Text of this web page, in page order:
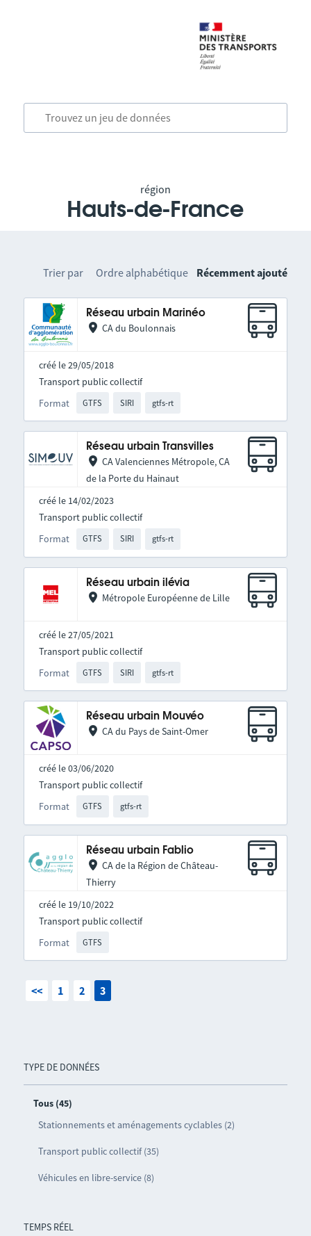
région
Hauts-de-France
TYPE DE DONNÉES
Tous (45)
Stationnements et aménagements cyclables (2)
Transport public collectif (35)
Véhicules en libre-service (8)
TEMPS RÉEL
Trier par Ordre alphabétique Récemment ajouté
Réseau urbain Marinéo
CA du Boulonnais
créé le 29/05/2018
Format GTFS SIRI gtfs-rt
Transport public collectif
Réseau urbain Transvilles
CA Valenciennes Métropole, CA
de la Porte du Hainaut
créé le 14/02/2023
Format GTFS SIRI gtfs-rt
Transport public collectif
Réseau urbain ilévia
Métropole Européenne de Lille
créé le 27/05/2021
Format GTFS SIRI gtfs-rt
Transport public collectif
Réseau urbain Mouvéo
CA du Pays de Saint-Omer
créé le 03/06/2020
Format GTFS gtfs-rt
Transport public collectif
Réseau urbain Fablio
CA de la Région de Château-
Thierry
créé le 19/10/2022
Format GTFS
Transport public collectif
<< 1 2 3